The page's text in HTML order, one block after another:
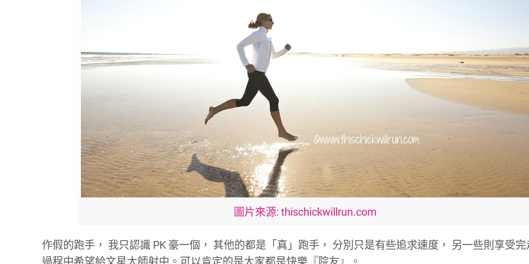
圖片來源: thischickwillrun.com
作假的跑手， 我只認識 PK 豪一個， 其他的都是「真」跑手， 分別只是有些追求速度， 另一些則享受完
過程中希望給文星大師射中。可以肯定的是大家都是快樂『院友』。